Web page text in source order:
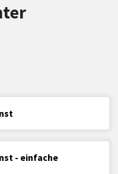
- einfache